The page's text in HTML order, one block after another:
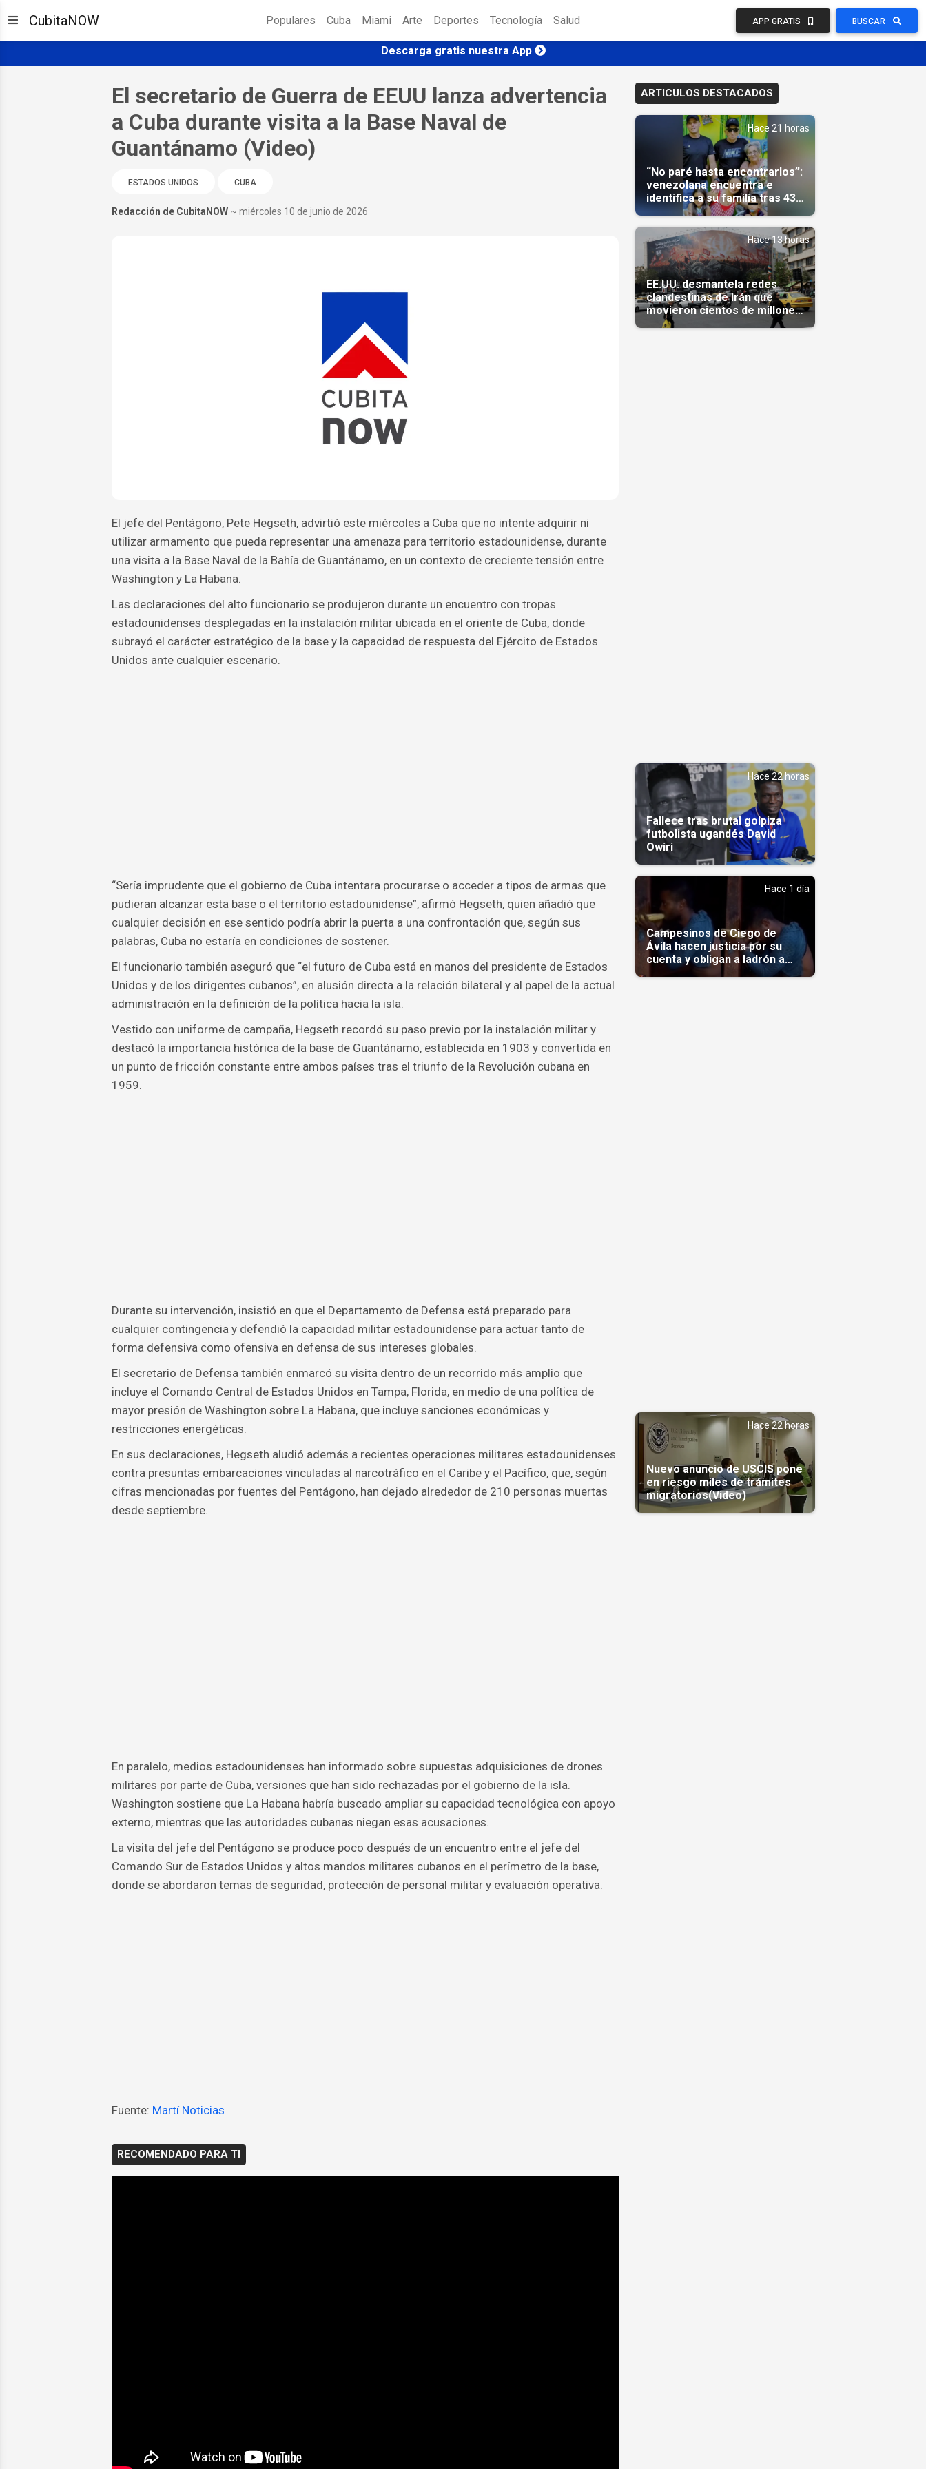
CubitaNOW Populares Cuba Miami Arte Deportes Tecnología Salud APP GRATIS BUSCAR
Descarga gratis nuestra App
El secretario de Guerra de EEUU lanza advertencia
a Cuba durante visita a la Base Naval de
Guantánamo (Video)
ESTADOS UNIDOS CUBA
Redacción de CubitaNOW ~ miércoles 10 de junio de 2026
El jefe del Pentágono, Pete Hegseth, advirtió este miércoles a Cuba que no intente adquirir ni
utilizar armamento que pueda representar una amenaza para territorio estadounidense, durante
una visita a la Base Naval de la Bahía de Guantánamo, en un contexto de creciente tensión entre
Washington y La Habana.
Las declaraciones del alto funcionario se produjeron durante un encuentro con tropas
estadounidenses desplegadas en la instalación militar ubicada en el oriente de Cuba, donde
subrayó el carácter estratégico de la base y la capacidad de respuesta del Ejército de Estados
Unidos ante cualquier escenario.
“Sería imprudente que el gobierno de Cuba intentara procurarse o acceder a tipos de armas que
pudieran alcanzar esta base o el territorio estadounidense”, afirmó Hegseth, quien añadió que
cualquier decisión en ese sentido podría abrir la puerta a una confrontación que, según sus
palabras, Cuba no estaría en condiciones de sostener.
El funcionario también aseguró que “el futuro de Cuba está en manos del presidente de Estados
Unidos y de los dirigentes cubanos”, en alusión directa a la relación bilateral y al papel de la actual
administración en la definición de la política hacia la isla.
Vestido con uniforme de campaña, Hegseth recordó su paso previo por la instalación militar y
destacó la importancia histórica de la base de Guantánamo, establecida en 1903 y convertida en
un punto de fricción constante entre ambos países tras el triunfo de la Revolución cubana en
1959.
Durante su intervención, insistió en que el Departamento de Defensa está preparado para
cualquier contingencia y defendió la capacidad militar estadounidense para actuar tanto de
forma defensiva como ofensiva en defensa de sus intereses globales.
El secretario de Defensa también enmarcó su visita dentro de un recorrido más amplio que
incluye el Comando Central de Estados Unidos en Tampa, Florida, en medio de una política de
mayor presión de Washington sobre La Habana, que incluye sanciones económicas y
restricciones energéticas.
En sus declaraciones, Hegseth aludió además a recientes operaciones militares estadounidenses
contra presuntas embarcaciones vinculadas al narcotráfico en el Caribe y el Pacífico, que, según
cifras mencionadas por fuentes del Pentágono, han dejado alrededor de 210 personas muertas
desde septiembre.
En paralelo, medios estadounidenses han informado sobre supuestas adquisiciones de drones
militares por parte de Cuba, versiones que han sido rechazadas por el gobierno de la isla.
Washington sostiene que La Habana habría buscado ampliar su capacidad tecnológica con apoyo
externo, mientras que las autoridades cubanas niegan esas acusaciones.
La visita del jefe del Pentágono se produce poco después de un encuentro entre el jefe del
Comando Sur de Estados Unidos y altos mandos militares cubanos en el perímetro de la base,
donde se abordaron temas de seguridad, protección de personal militar y evaluación operativa.
Fuente: Martí Noticias
RECOMENDADO PARA TI
ARTICULOS DESTACADOS
Hace 21 horas
“No paré hasta encontrarlos”:
venezolana encuentra e
identifica a su familia tras 43
días del terremoto
Hace 13 horas
EE.UU. desmantela redes
clandestinas de Irán que
movieron cientos de millones
de dólares
Hace 22 horas
Fallece tras brutal golpiza
futbolista ugandés David
Owiri
Hace 1 día
Campesinos de Ciego de
Ávila hacen justicia por su
cuenta y obligan a ladrón a
comerse el maíz robado
Hace 22 horas
Nuevo anuncio de USCIS pone
en riesgo miles de trámites
migratorios(Video)